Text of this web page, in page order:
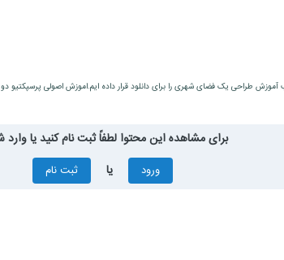
طراحی یک فضای شهری را برای دانلود قرار داده ایم.اموزش اصولی
برای مشاهده این محتوا لطفاً ثبت نام کنید یا وارد
ورود یا ثبت نام